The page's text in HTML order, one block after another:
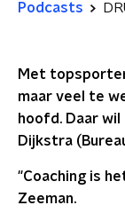
Podcasts
Met
maar veel te
hoofd. Daar
Dijkstra
"Coaching is
Zeeman.